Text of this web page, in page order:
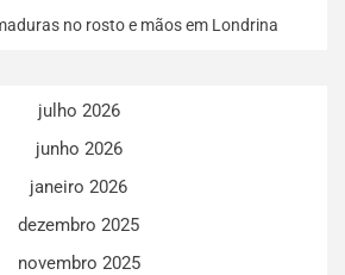
no rosto e mãos em Londrina
julho 2026
junho 2026
janeiro 2026
dezembro 2025
novembro 2025